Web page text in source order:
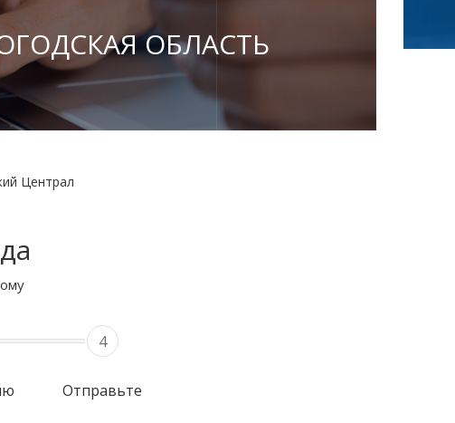
ОБЛАСТЬ
Централ
4
Отправьте